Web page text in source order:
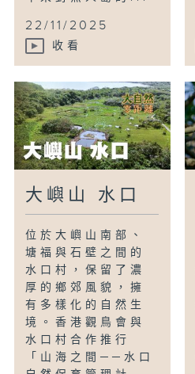
22/11/2025
收看
大嶼山 水口
位於大嶼山南部、
塘福與石壁之間的
水口村，保留了濃
厚的鄉郊風貌，擁
有多樣化的自然生
境。香港觀鳥會與
水口村合作推行
「山海之間──水口